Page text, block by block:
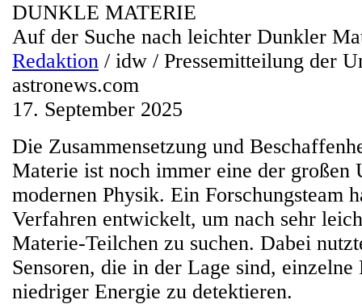
DUNKLE MATERIE
Auf der Suche nach leichter Dunkler
Redaktion / idw / Pressemitteilung der
astronews.com
17. September 2025
Die Zusammensetzung und
Materie ist noch immer eine der großen
modernen Physik. Ein Forschungsteam
Verfahren entwickelt, um nach sehr
Materie-Teilchen zu suchen. Dabei
Sensoren, die in der Lage sind, einzelne
niedriger Energie zu detektieren.